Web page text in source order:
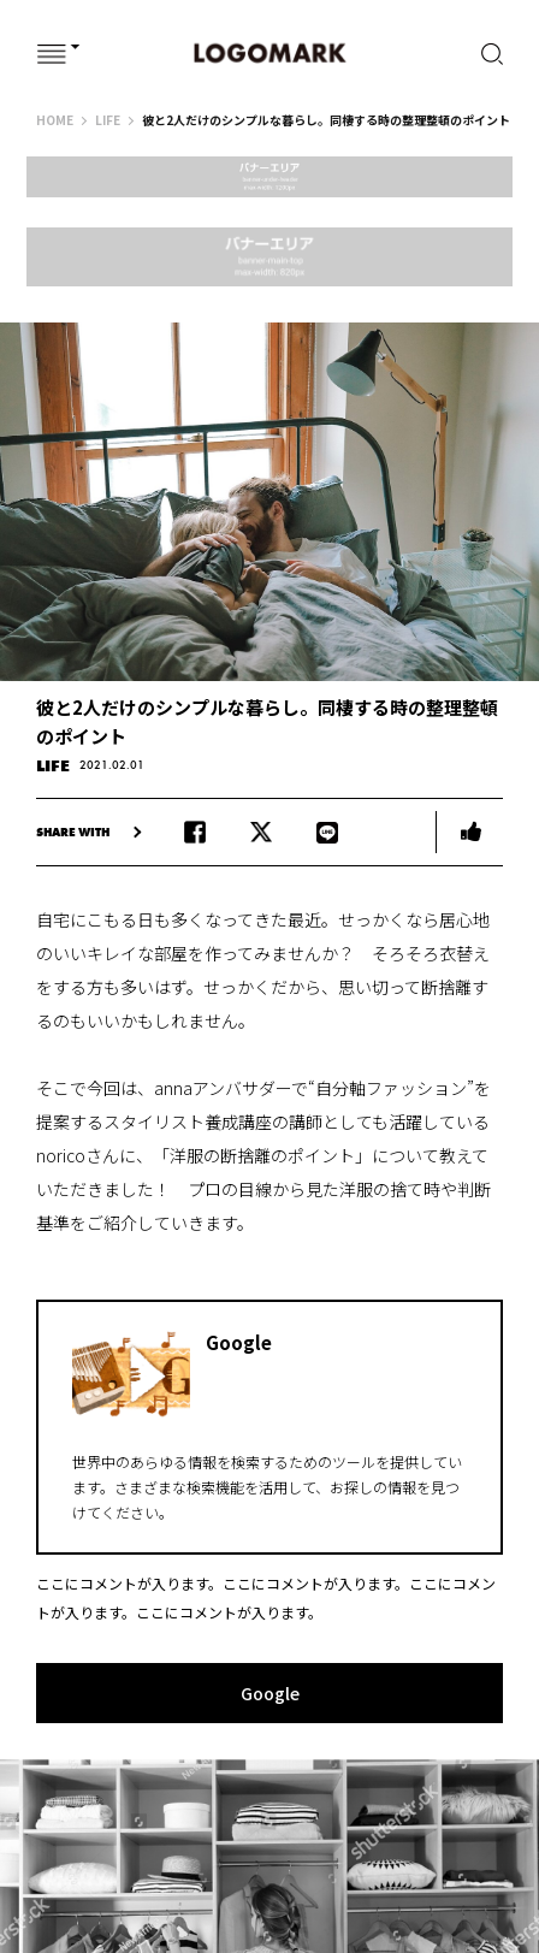
HOMEウェブサイト
LIFE 彼と2人だけのシンプルな暮らし。同棲する時の整理整頓のポイント
彼と2人だけのシンプルな暮らし。同棲する時の整理整頓
のポイント
LIFE 2021.02.01
SHARE WITH
自宅にこもる日も多くなってきた最近。せっかくなら居心地
のいいキレイな部屋を作ってみませんか？ そろそろ衣替え
をする方も多いはず。せっかくだから、思い切って断捨離す
るのもいいかもしれません。
そこで今回は、annaアンバサダーで“自分軸ファッション”を
提案するスタイリスト養成講座の講師としても活躍している
noricoさんに、「洋服の断捨離のポイント」について教えて
いただきました！ プロの目線から見た洋服の捨て時や判断
基準をご紹介していきます。
Google
世界中のあらゆる情報を検索するためのツールを提供してい
ます。さまざまな検索機能を活用して、お探しの情報を見つ
けてください。
ここにコメントが入ります。ここにコメントが入ります。ここにコメン
トが入ります。ここにコメントが入ります。
Google